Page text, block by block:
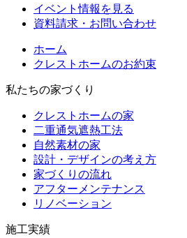
イベント情報を見る
資料請求・お問い合わせ
ホーム
クレストホームのお約束
私たちの家づくり
クレストホームの家
二重通気遮熱工法
自然素材の家
設計・デザインの考え方
家づくりの流れ
アフターメンテナンス
リノベーション
施工実績